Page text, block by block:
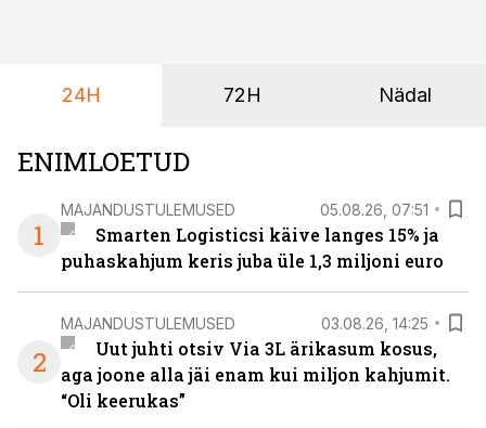
24H 72H Nädal
ENIMLOETUD
1
MAJANDUSTULEMUSED 05.08.26, 07:51
Smarten Logisticsi käive langes 15% ja
puhaskahjum keris juba üle 1,3 miljoni euro
2
MAJANDUSTULEMUSED 03.08.26, 14:25
Uut juhti otsiv Via 3L ärikasum kosus,
aga joone alla jäi enam kui miljon kahjumit.
“Oli keerukas”